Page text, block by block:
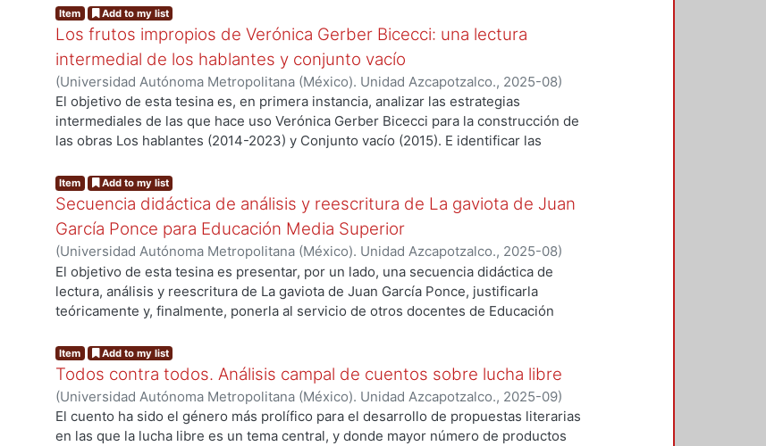
Item Add to my list
Los frutos impropios de Verónica Gerber Bicecci: una lectura
intermedial de los hablantes y conjunto vacío
(Universidad Autónoma Metropolitana (México). Unidad Azcapotzalco., 2025-08)
Hernández Hernández, Odhet
El objetivo de esta tesina es, en primera instancia, analizar las estrategias
intermediales de las que hace uso Verónica Gerber Bicecci para la construcción de
las obras Los hablantes (2014-2023) y Conjunto vacío (2015). E identificar las
arte inespecífico de Florencia Garramuño, pues se postula que estas obras son
frutos impropios.
Item Add to my list
Secuencia didáctica de análisis y reescritura de La gaviota de Juan
García Ponce para Educación Media Superior
(Universidad Autónoma Metropolitana (México). Unidad Azcapotzalco., 2025-08)
Bravo Varela, Julia
El objetivo de esta tesina es presentar, por un lado, una secuencia didáctica de
lectura, análisis y reescritura de La gaviota de Juan García Ponce, justificarla
teóricamente y, finalmente, ponerla al servicio de otros docentes de Educación
por ejemplo: establecer diálogos críticos con textos literarios, aproximar a les
estudiantes a la literatura mexicana, interpretar el mundo narrado en relación con
su contexto concreto o promover la escritura creativa en el aula.
Item Add to my list
Todos contra todos. Análisis campal de cuentos sobre lucha libre
(Universidad Autónoma Metropolitana (México). Unidad Azcapotzalco., 2025-09)
Bastida Aguilar, Leonardo
El cuento ha sido el género más prolífico para el desarrollo de propuestas literarias
en las que la lucha libre es un tema central, y donde mayor número de productos